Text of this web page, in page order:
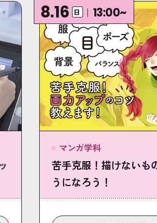
8.16 日 13:00~
マンガ学科
苦手克服！描けないも
うになろう！